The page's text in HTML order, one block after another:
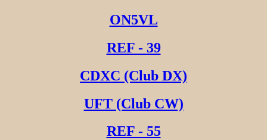
ON5VL
REF - 39
CDXC (Club DX)
UFT (Club CW)
REF - 55